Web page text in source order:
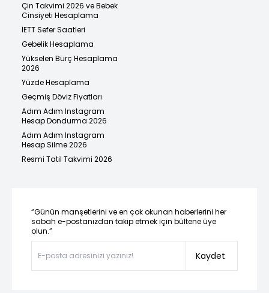
Çin Takvimi 2026 ve Bebek
Cinsiyeti Hesaplama
İETT Sefer Saatleri
Gebelik Hesaplama
Yükselen Burç Hesaplama
2026
Yüzde Hesaplama
Geçmiş Döviz Fiyatları
Adım Adım Instagram
Hesap Dondurma 2026
Adım Adım Instagram
Hesap Silme 2026
Resmi Tatil Takvimi 2026
“Günün manşetlerini ve en çok okunan haberlerini her
sabah e-postanızdan takip etmek için bültene üye
olun.”
Kaydet